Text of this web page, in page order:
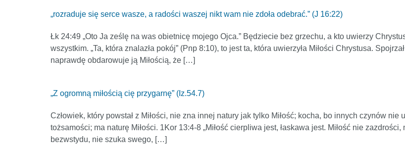
„rozraduje się serce wasze, a radości waszej nikt wam nie zdoła odebrać.” (J 16:22)
Łk 24:49 „Oto Ja ześlę na was obietnicę mojego Ojca.” Będziecie bez grzechu, a kto uwierzy
wszystkim. „Ta, która znalazła pokój” (Pnp 8:10), to jest ta, która uwierzyła Miłości Chrystusa.
naprawdę obdarowuje ją Miłością, że […]
„Z ogromną miłością cię przygarnę” (Iz.54.7)
Człowiek, który powstał z Miłości, nie zna innej natury jak tylko Miłość; kocha, bo innych czynów
tożsamości; ma naturę Miłości. 1Kor 13:4-8 „Miłość cierpliwa jest, łaskawa jest. Miłość nie
bezwstydu, nie szuka swego, […]